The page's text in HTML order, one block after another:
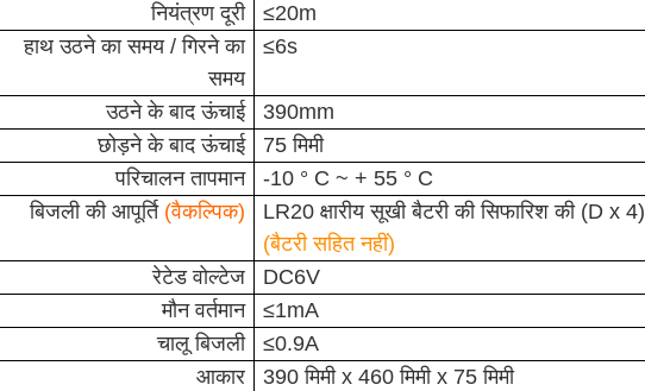
नियंत्रण दूरी
≤20m
हाथ उठने का समय / गिरने का
समय
≤6s
उठने के बाद ऊंचाई
390mm
छोड़ने के बाद ऊंचाई
75 मिमी
परिचालन तापमान
-10 ° C ~ + 55 ° C
बिजली की आपूर्ति (वैकल्पिक)
LR20 क्षारीय सूखी बैटरी की सिफारिश की (D x 4)
(बैटरी सहित नहीं)
रेटेड वोल्टेज
DC6V
मौन वर्तमान
≤1mA
चालू बिजली
≤0.9A
आकार
390 मिमी x 460 मिमी x 75 मिमी